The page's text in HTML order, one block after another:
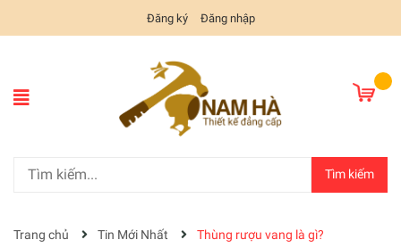
Đăng ký Đăng nhập
Tìm kiếm
Trang chủ Tin Mới Nhất Thùng rượu vang là gì?